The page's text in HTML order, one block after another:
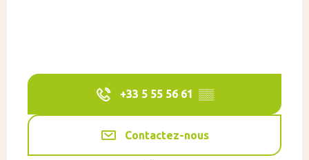
+33 5 55 56 61 ▒▒
Contactez-nous